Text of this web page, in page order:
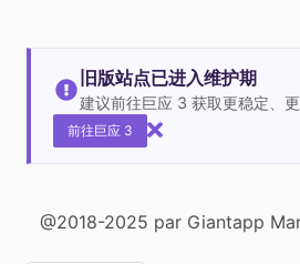
旧版站点已进入维护期
建议前往巨应 3 获取更稳定、更
前往巨应 3
@2018-2025 par Giantapp